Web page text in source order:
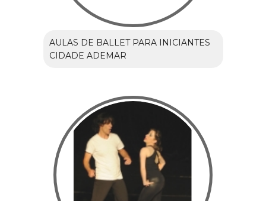
AULAS DE BALLET PARA INICIANTES
CIDADE ADEMAR